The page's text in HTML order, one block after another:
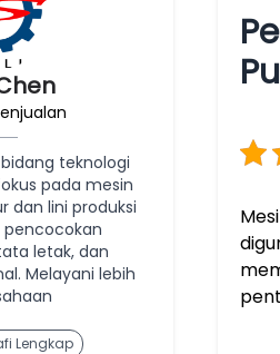
teknologi
pada mesin
dan lini produksi
pencocokan
letak, dan
Melayani lebih
Lengkap